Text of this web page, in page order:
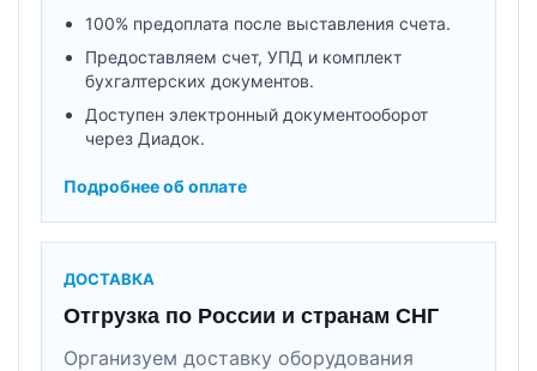
100% предоплата после выставления счета.
Предоставляем счет, УПД и комплект
бухгалтерских документов.
Доступен электронный документооборот
через Диадок.
Подробнее об оплате
ДОСТАВКА
Отгрузка по России и странам СНГ
Организуем доставку оборудования